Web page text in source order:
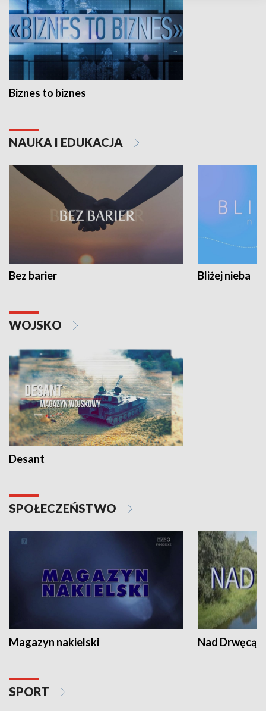
Biznes to biznes
NAUKA I EDUKACJA
Bez barier Bliżej nieba
WOJSKO
Desant
SPOŁECZEŃSTWO
Magazyn nakielski Nad Drwęcą
SPORT